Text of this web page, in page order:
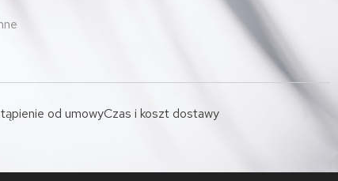
od umowyCzas i koszt dostawy